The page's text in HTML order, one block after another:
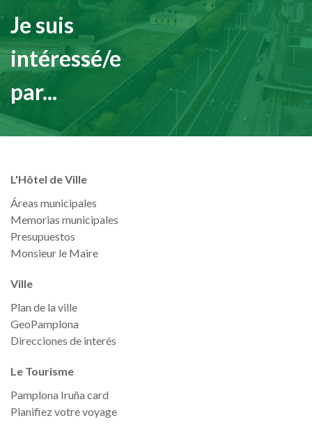
Je suis
intéressé/e
par...
L'Hôtel de Ville
Áreas municipales
Memorias municipales
Presupuestos
Monsieur le Maire
Ville
Plan de la ville
GeoPamplona
Direcciones de interés
Le Tourisme
Pamplona Iruña card
Planifiez votre voyage